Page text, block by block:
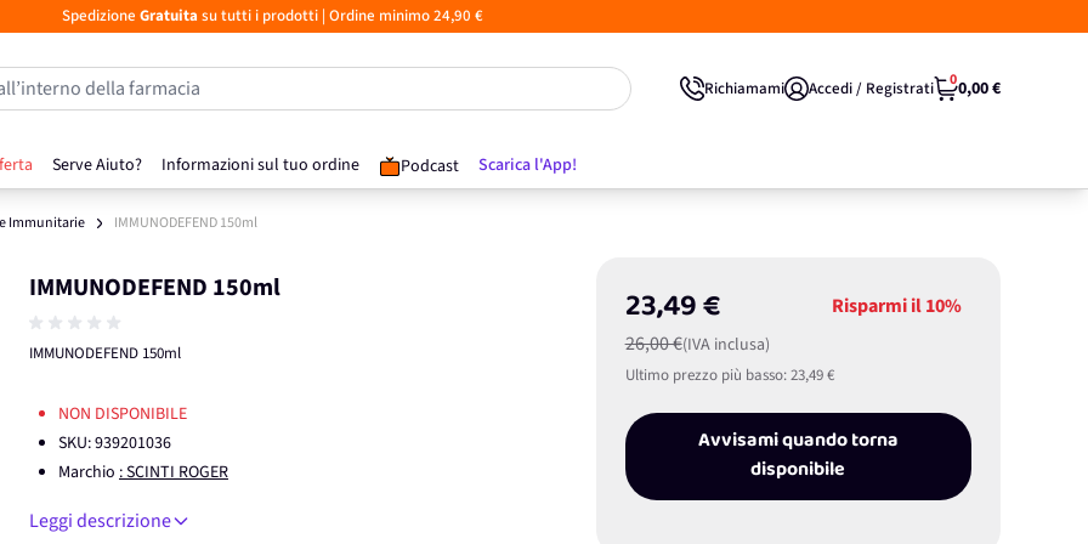
Spedizione Gratuita su tutti i prodotti| Ordine minimo 24,90 €
Serve Aiuto? Informazioni sul tuo ordine Podcast Scarica l'App!
della farmacia Richiamami Accedi / Registrati 00,00 €
Immunitarie IMMUNODEFEND 150ml
IMMUNODEFEND 150ml
IMMUNODEFEND 150ml
23,49 €
26,00 €(IVA inclusa)
Risparmi il10%
Ultimo prezzo più basso:23,49 €
Avvisami quando torna
disponibile
NON DISPONIBILE
SKU:939201036
Marchio : SCINTI ROGER
Leggi descrizione